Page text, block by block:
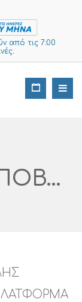
από τις 7:00
ΠΡΟΣΚΛΗΣΗ ΥΠΟΒΟΛΗΣ ΠΡΟΣΦΟΡΩΝ ΣΤΗΝ ΠΛΑΤΦΟΡΜΑ I-SUPPLIES Με Α/α 173 -2023 Στα Πλαίσια Των Ν. 4782 2021 Άρθρο 53 Και Του Ν.4412/2016 Άρθρο 32 ΓΙΑ ΤΗΝ ΠΡΟΜΗΘΕΙΑ ΚΥΚΛΩΜΑΤΩΝ ΑΝΑΙΣΘΗΣΙΑΣ ΓΙΑ ΤΙΣ ΣΥΣΚΕΥΕΣ ΥΨΗΛΗΣ ΡΟΗΣ ΟΞΥΓΟΝΟΥ (HIGH FLOW) ΓΙΑ ΤΗΝ ΚΛΙΝΙΚΗ COVID-19 ΚΑΙ ΤΗΝ ΠΑΘΟΛΟΓΙΚΗ ΚΛΙΝΙΚΗ